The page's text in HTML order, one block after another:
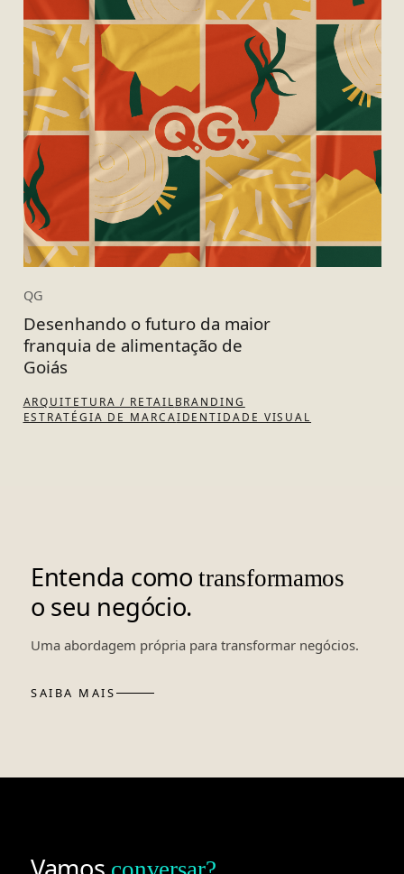
QG
Desenhando o futuro da maior
franquia de alimentação de
Goiás
ARQUITETURA / RETAILBRANDING
ESTRATÉGIA DE MARCAIDENTIDADE VISUAL
Entenda comotransformamos
o seu negócio.
Uma abordagem própria para transformar negócios.
SAIBA MAIS